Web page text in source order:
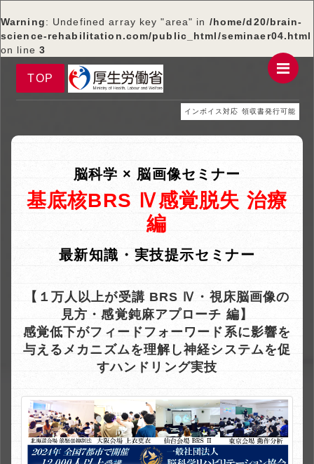
Warning: Undefined array key "area" in /home/d20/brain-
science-rehabilitation.com/public_html/seminaer04.html
on line 3
TOP
インボイス対応 領収書発行可能
脳科学 × 脳画像セミナー
基底核BRS Ⅳ感覚脱失 治療
編
最新知識・実技提示セミナー
【１万人以上が受講 BRS Ⅳ・視床脳画像の
見方・感覚鈍麻アプローチ 編】
感覚低下がフィードフォーワード系に影響を
与えるメカニズムを理解し神経システムを促
すハンドリング実技